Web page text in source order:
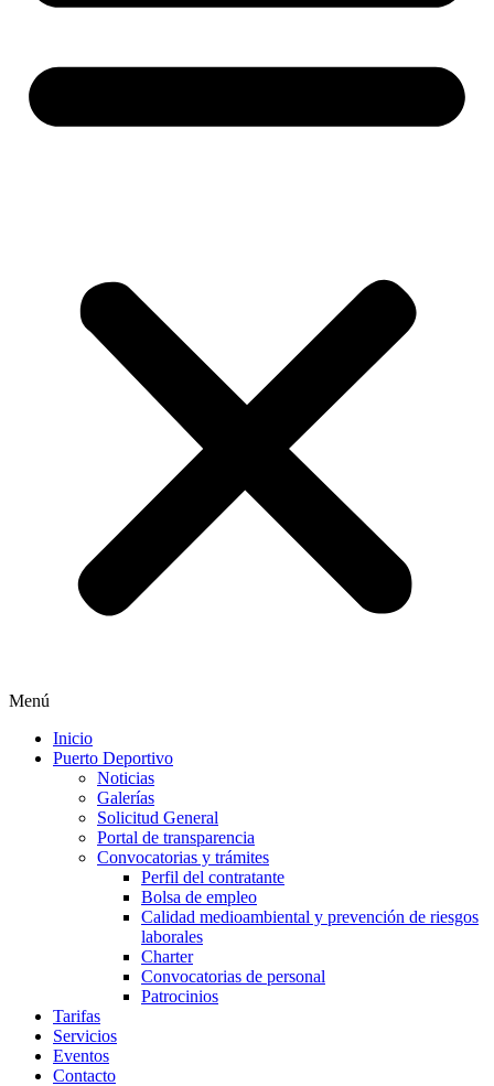
Menú
Inicio
Puerto Deportivo
Noticias
Galerías
Solicitud General
Portal de transparencia
Convocatorias y trámites
Perfil del contratante
Bolsa de empleo
Calidad medioambiental y prevención de riesgos
laborales
Charter
Convocatorias de personal
Patrocinios
Tarifas
Servicios
Eventos
Contacto